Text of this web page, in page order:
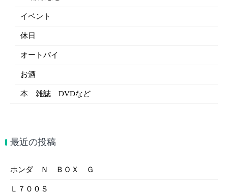
イベント
休日
オートバイ
お酒
本 雑誌 DVDなど
最近の投稿
ホンダ Ｎ ＢＯＸ Ｇ
Ｌ７００Ｓ